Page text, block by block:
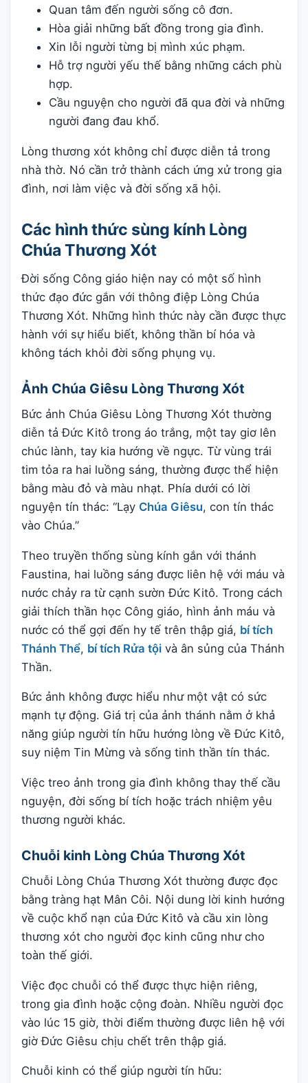
Quan tâm đến người sống cô đơn.
Hòa giải những bất đồng trong gia đình.
Xin lỗi người từng bị mình xúc phạm.
Hỗ trợ người yếu thế bằng những cách phù
hợp.
Cầu nguyện cho người đã qua đời và những
người đang đau khổ.
Lòng thương xót không chỉ được diễn tả trong
nhà thờ. Nó cần trở thành cách ứng xử trong gia
đình, nơi làm việc và đời sống xã hội.
Các hình thức sùng kính Lòng
Chúa Thương Xót
Đời sống Công giáo hiện nay có một số hình
thức đạo đức gắn với thông điệp Lòng Chúa
Thương Xót. Những hình thức này cần được thực
hành với sự hiểu biết, không thần bí hóa và
không tách khỏi đời sống phụng vụ.
Ảnh Chúa Giêsu Lòng Thương Xót
Bức ảnh Chúa Giêsu Lòng Thương Xót thường
diễn tả Đức Kitô trong áo trắng, một tay giơ lên
chúc lành, tay kia hướng về ngực. Từ vùng trái
tim tỏa ra hai luồng sáng, thường được thể hiện
bằng màu đỏ và màu nhạt. Phía dưới có lời
nguyện tín thác: “Lạy Chúa Giêsu, con tín thác
vào Chúa.”
Theo truyền thống sùng kính gắn với thánh
Faustina, hai luồng sáng được liên hệ với máu và
nước chảy ra từ cạnh sườn Đức Kitô. Trong cách
giải thích thần học Công giáo, hình ảnh máu và
nước có thể gợi đến hy tế trên thập giá, bí tích
Thánh Thể, bí tích Rửa tội và ân sủng của Thánh
Thần.
Bức ảnh không được hiểu như một vật có sức
mạnh tự động. Giá trị của ảnh thánh nằm ở khả
năng giúp người tín hữu hướng lòng về Đức Kitô,
suy niệm Tin Mừng và sống tinh thần tín thác.
Việc treo ảnh trong gia đình không thay thế cầu
nguyện, đời sống bí tích hoặc trách nhiệm yêu
thương người khác.
Chuỗi kinh Lòng Chúa Thương Xót
Chuỗi Lòng Chúa Thương Xót thường được đọc
bằng tràng hạt Mân Côi. Nội dung lời kinh hướng
về cuộc khổ nạn của Đức Kitô và cầu xin lòng
thương xót cho người đọc kinh cũng như cho
toàn thế giới.
Việc đọc chuỗi có thể được thực hiện riêng,
trong gia đình hoặc cộng đoàn. Nhiều người đọc
vào lúc 15 giờ, thời điểm thường được liên hệ với
giờ Đức Giêsu chịu chết trên thập giá.
Chuỗi kinh có thể giúp người tín hữu: